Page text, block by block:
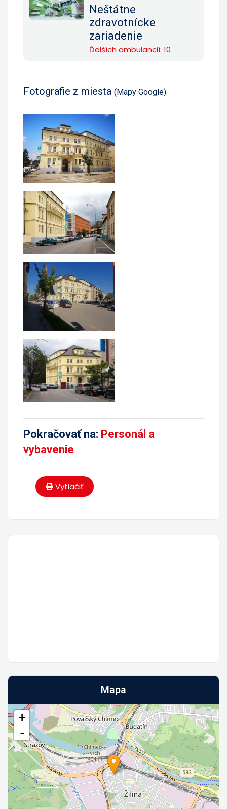
Neštátne
zdravotnícke
zariadenie
Ďalších ambulancií: 10
Fotografie z miesta (Mapy Google)
Pokračovať na: Personál a
vybavenie
Vytlačiť
Mapa
+
-